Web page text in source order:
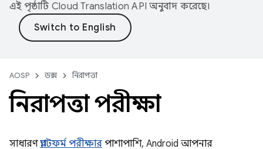
এই পৃষ্ঠাটি Cloud Translation API অনুবাদ করেছে।
AOSP ডক্স নিরাপত্তা
নিরাপত্তা পরীক্ষা
সাধারণপ্ল্যাটফর্ম পরীক্ষার পাশাপাশি, Android আপনার